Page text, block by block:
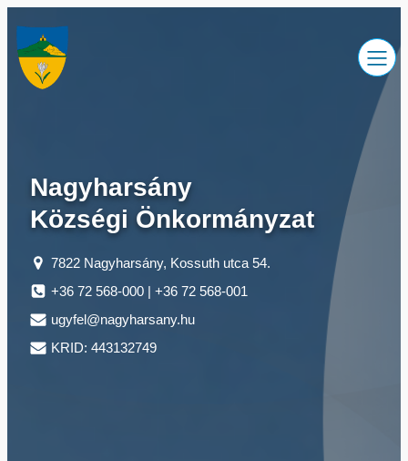
tartalomhoz
Nagyharsány
Községi Önkormányzat
7822 Nagyharsány, Kossuth utca 54.
+36 72 568-000 | +36 72 568-001
ugyfel@nagyharsany.hu
KRID: 443132749